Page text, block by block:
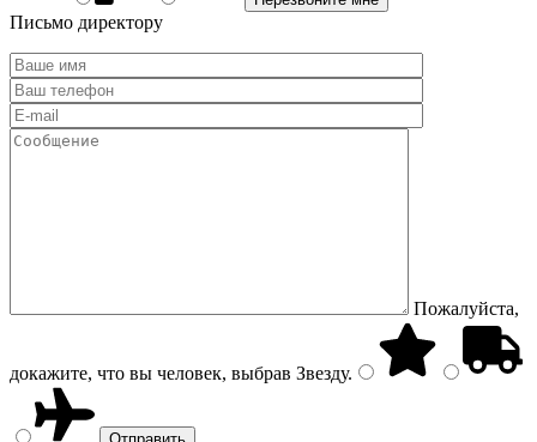
Письмо директору
Пожалуйста,
докажите, что вы человек, выбрав Звезду.